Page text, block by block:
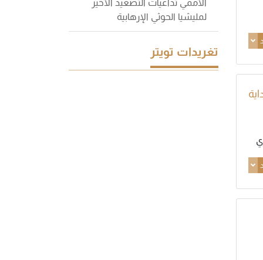
بداية
الأممي تداعيات التصعيد الأخير
لمليشيا الحوثي الإرهابية
تغريدات تويتر